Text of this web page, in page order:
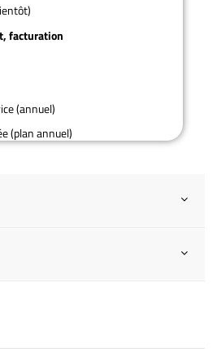
facturation
(annuel)
(plan annuel)